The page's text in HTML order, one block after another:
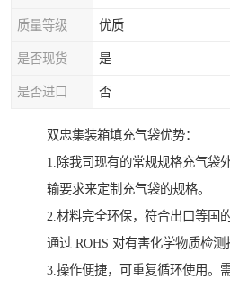
质量等级 优质
是否现货 是
是否进口 否
双忠集装箱填充气袋优势：
1.除我司现有的常规规格充气袋
输要求来定制充气袋的规格。
2.材料完全环保，符合出口等国
通过 ROHS 对有害化学物质检测
3.操作便捷，可重复循环使用。